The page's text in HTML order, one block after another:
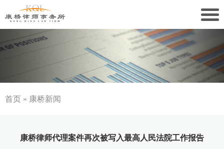
关于康桥
康桥文化
康桥党建
首页 » 康桥新闻
康桥律师代理案件再次被写入最高人民法院工作报告